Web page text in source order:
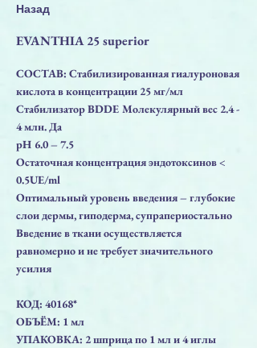
Назад
EVANTHIA 25 superior
СОСТАВ: Стабилизированная гиалуроновая
кислота в концентрации 25 мг/мл
Стабилизатор BDDE Молекулярный вес 2.4 -
4 млн. Да
pH 6.0 – 7.5
Остаточная концентрация эндотоксинов <
0.5UE/ml
Оптимальный уровень введения – глубокие
слои дермы, гиподерма, супрапериостально
Введение в ткани осуществляется
равномерно и не требует значительного
усилия
КОД: 40168*
ОБЪЁМ: 1 мл
УПАКОВКА: 2 шприца по 1 мл и 4 иглы